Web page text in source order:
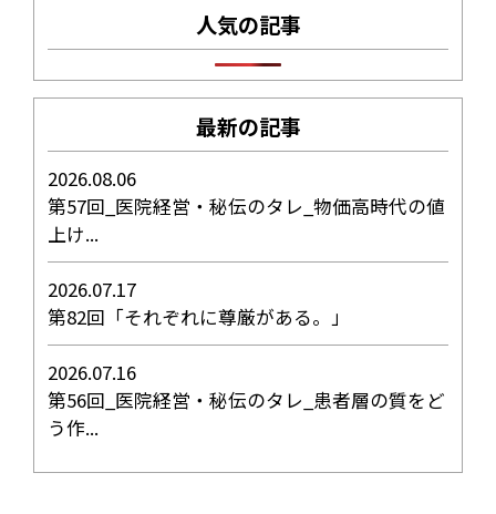
人気の記事
最新の記事
2026.08.06
第57回_医院経営・秘伝のタレ_物価高時代の値
上け...
2026.07.17
第82回「それぞれに尊厳がある。」
2026.07.16
第56回_医院経営・秘伝のタレ_患者層の質をど
う作...